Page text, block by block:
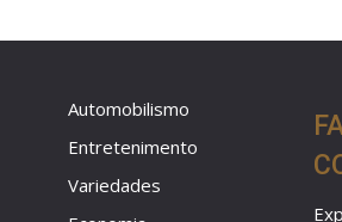
Automobilismo
Entretenimento
Variedades